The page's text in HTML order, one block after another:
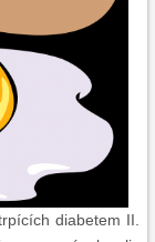
diabetem II.